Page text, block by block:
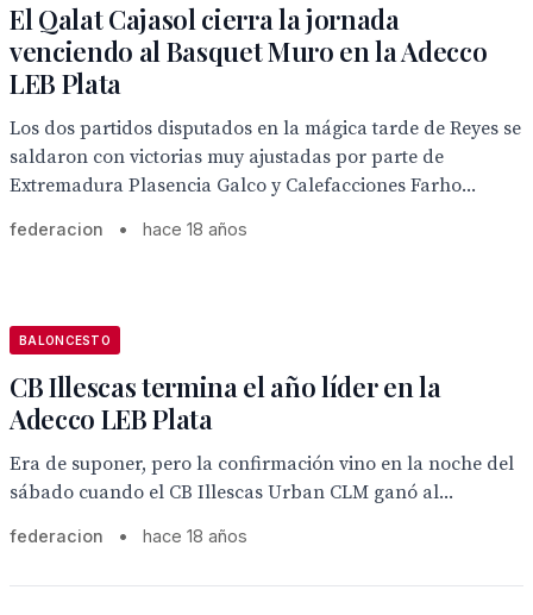
El Qalat Cajasol cierra la jornada
venciendo al Basquet Muro en la Adecco
LEB Plata
Los dos partidos disputados en la mágica tarde de Reyes se
saldaron con victorias muy ajustadas por parte de
Extremadura Plasencia Galco y Calefacciones Farho...
federacion • hace 18 años
BALONCESTO
CB Illescas termina el año líder en la
Adecco LEB Plata
Era de suponer, pero la confirmación vino en la noche del
sábado cuando el CB Illescas Urban CLM ganó al...
federacion • hace 18 años